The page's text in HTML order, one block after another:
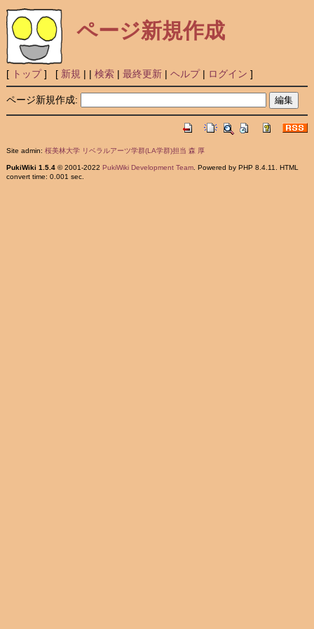
ページ新規作成
[ トップ] [ 新規 | | 検索| 最終更新| ヘルプ| ログイン ]
ページ新規作成:
Site admin: 桜美林大学 リベラルアーツ学群(LA学群)担当 森 厚
PukiWiki 1.5.4© 2001-2022 PukiWiki Development Team. Powered by PHP 8.4.11. HTML
convert time: 0.001 sec.